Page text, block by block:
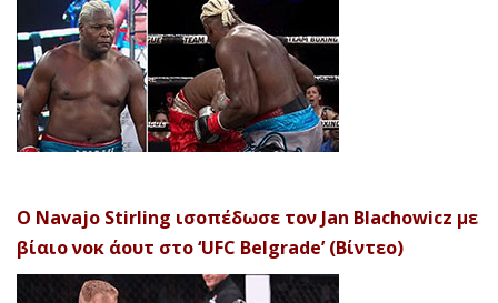
Ο Navajo Stirling ισοπέδωσε τον Jan Blachowicz με
βίαιο νοκ άουτ στο ‘UFC Belgrade’ (Βίντεο)